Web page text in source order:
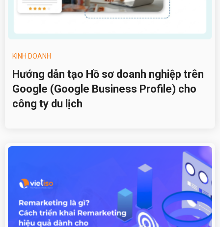
KINH DOANH
Hướng dẫn tạo Hồ sơ doanh nghiệp trên
Google (Google Business Profile) cho
công ty du lịch